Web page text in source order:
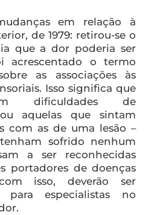
em relação à
de 1979: retirou-se o
que a dor poderia ser
acrescentado o termo
as associações às
Isso significa que
dificuldades de
aquelas que sintam
com as de uma lesão –
sofrido nenhum
a ser reconhecidas
portadores de doenças
isso, deverão ser
para especialistas no